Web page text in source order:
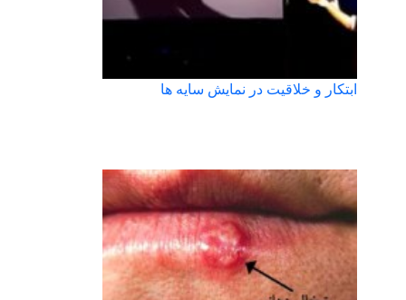
ابتکار و خلاقیت در نمایش سایه ها